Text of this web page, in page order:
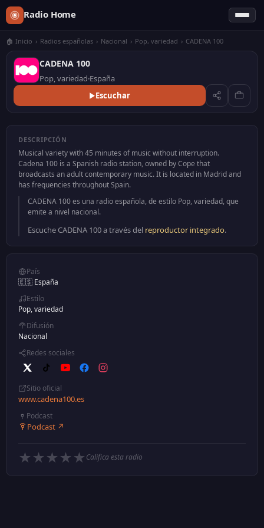
Radio Home
🏠 Inicio › Radios españolas › Nacional › Pop, variedad › CADENA 100
CADENA 100
Pop, variedad España
Escuchar
DESCRIPCIÓN
Musical variety with 45 minutes of music without interruption.
Cadena 100 is a Spanish radio station, owned by Cope that
broadcasts an adult contemporary music. It is located in Madrid and
has frequencies throughout Spain.
CADENA 100 es una radio española, de estilo Pop, variedad, que
emite a nivel nacional.
Escuche CADENA 100 a través del reproductor integrado.
País
🇪🇸 España
Estilo
Pop, variedad
Difusión
Nacional
Redes sociales
Sitio oficial
www.cadena100.es
Podcast
Podcast ↗
★ ★ ★ ★ ★ Califica esta radio